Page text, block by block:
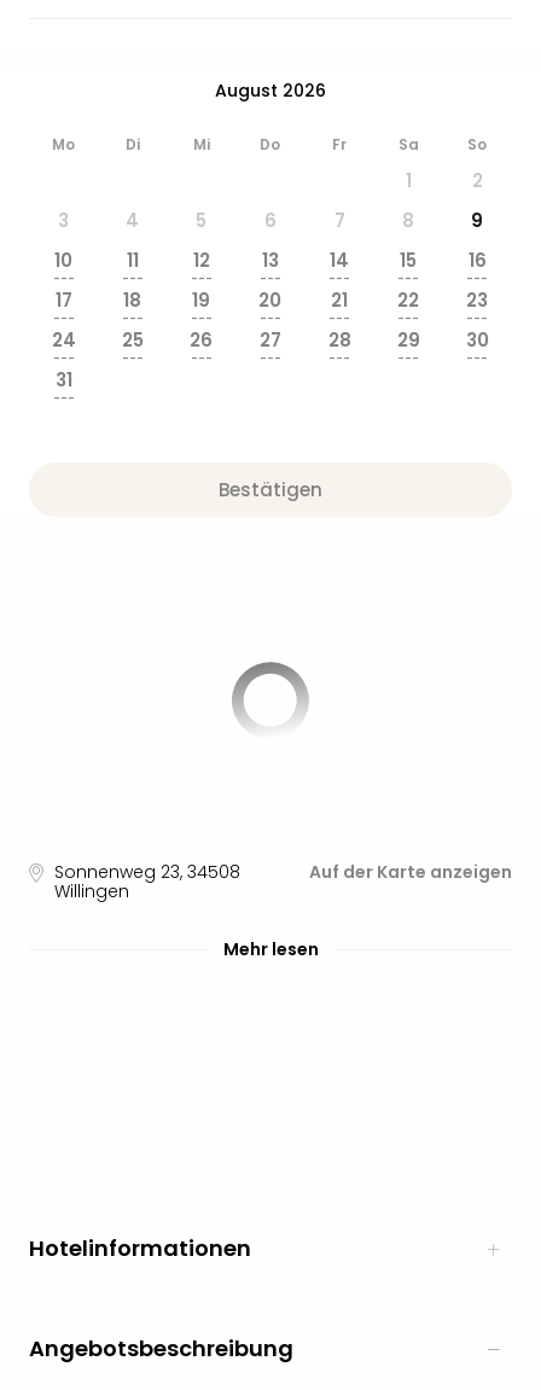
August 2026
Mo Di Mi Do Fr Sa So
1
2
3
4 5 6 7 8
9
10
---
11
---
12
---
13
---
14
---
15
---
16
---
17
---
18
---
19
---
20
---
21
---
22
---
23
---
24
---
25
---
26
---
27
---
28
---
29
---
30
---
31
---
Bestätigen
Sonnenweg 23, 34508
Willingen
Auf der Karte anzeigen
Mehr lesen
Hotelinformationen
Angebotsbeschreibung